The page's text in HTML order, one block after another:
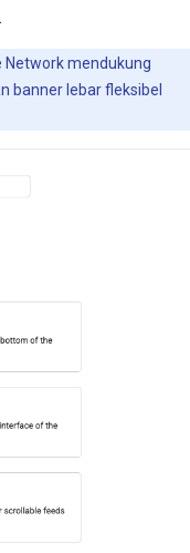
.
Network mendukung
banner lebar fleksibel